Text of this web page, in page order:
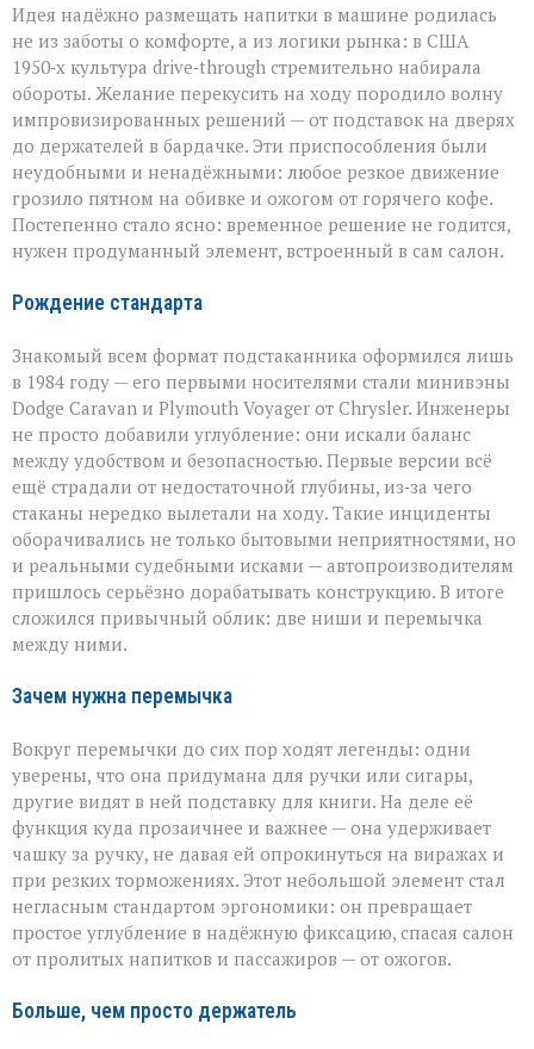
Идея надёжно размещать напитки в машине родилась
не из заботы о комфорте, а из логики рынка: в США
1950‑х культура drive‑through стремительно набирала
обороты. Желание перекусить на ходу породило волну
импровизированных решений — от подставок на дверях
до держателей в бардачке. Эти приспособления были
неудобными и ненадёжными: любое резкое движение
грозило пятном на обивке и ожогом от горячего кофе.
Постепенно стало ясно: временное решение не годится,
нужен продуманный элемент, встроенный в сам салон.
Рождение стандарта
Знакомый всем формат подстаканника оформился лишь
в 1984 году — его первыми носителями стали минивэны
Dodge Caravan и Plymouth Voyager от Chrysler. Инженеры
не просто добавили углубление: они искали баланс
между удобством и безопасностью. Первые версии всё
ещё страдали от недостаточной глубины, из‑за чего
стаканы нередко вылетали на ходу. Такие инциденты
оборачивались не только бытовыми неприятностями, но
и реальными судебными исками — автопроизводителям
пришлось серьёзно дорабатывать конструкцию. В итоге
сложился привычный облик: две ниши и перемычка
между ними.
Зачем нужна перемычка
Вокруг перемычки до сих пор ходят легенды: одни
уверены, что она придумана для ручки или сигары,
другие видят в ней подставку для книги. На деле её
функция куда прозаичнее и важнее — она удерживает
чашку за ручку, не давая ей опрокинуться на виражах и
при резких торможениях. Этот небольшой элемент стал
негласным стандартом эргономики: он превращает
простое углубление в надёжную фиксацию, спасая салон
от пролитых напитков и пассажиров — от ожогов.
Больше, чем просто держатель